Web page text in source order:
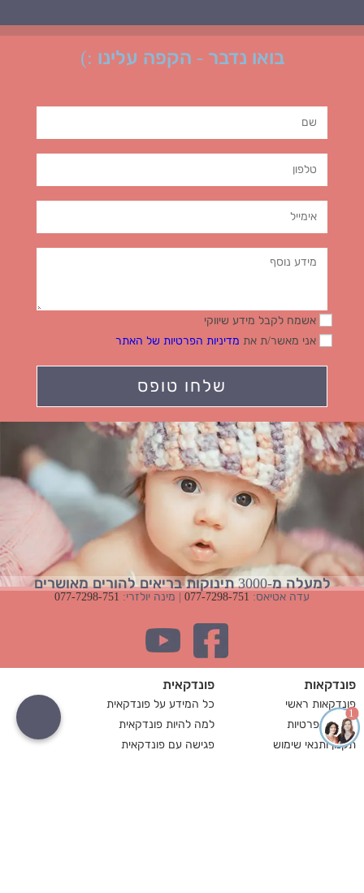
בואו נדבר - הקפה עלינו :)
אשמח לקבל מידע שיווקי
אני מאשר/ת את מדיניות הפרטיות של האתר
למעלה מ-3000 תינוקות בריאים להורים מאושרים
עדה אטיאס: 077-7298-751 | מינה יולזרי: 077-7298-751
פונדקאות
פונדקאות ראשי
מדיניות פרטיות
תקנון ותנאי שימוש
פונדקאית
כל המידע על פונדקאית
למה להיות פונדקאית
פגישה עם פונדקאית
1